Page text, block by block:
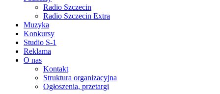
Radio Szczecin
Radio Szczecin Extra
Muzyka
Konkursy
Studio S-1
Reklama
O nas
Kontakt
Struktura organizacyjna
Ogłoszenia, przetargi